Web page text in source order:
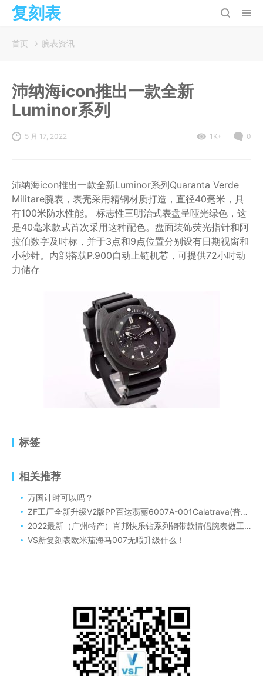
复刻表
首页 腕表资讯
沛纳海icon推出一款全新
Luminor系列
5 月 17, 2022 1K+ 0
沛纳海icon推出一款全新Luminor系列Quaranta Verde
Militare腕表，表壳采用精钢材质打造，直径40毫米，具
有100米防水性能。 标志性三明治式表盘呈哑光绿色，这
是40毫米款式首次采用这种配色。盘面装饰荧光指针和阿
拉伯数字及时标，并于3点和9点位置分别设有日期视窗和
小秒针。内部搭载P.900自动上链机芯，可提供72小时动
力储存
标签
相关推荐
万国计时可以吗？
ZF工厂全新升级V2版PP百达翡丽6007A-001Calatrava(普朗莱乌制表楼纪念款)
2022最新（广州特产）肖邦快乐钻系列钢带款情侣腕表做工很不错
VS新复刻表欧米茄海马007无暇升级什么！